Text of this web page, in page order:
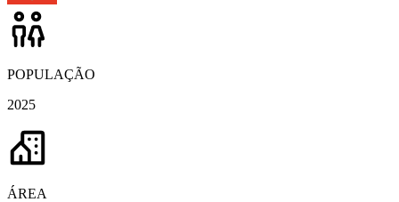
POPULAÇÃO
2025
ÁREA